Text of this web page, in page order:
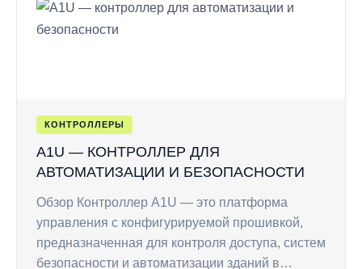
КОНТРОЛЛЕРЫ
A1U — КОНТРОЛЛЕР ДЛЯ
АВТОМАТИЗАЦИИ И БЕЗОПАСНОСТИ
Обзор Контроллер A1U — это платформа
управления с конфигурируемой прошивкой,
предназначенная для контроля доступа, систем
безопасности и автоматизации зданий в…